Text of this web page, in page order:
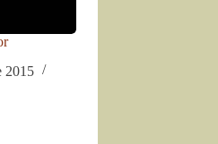
2015